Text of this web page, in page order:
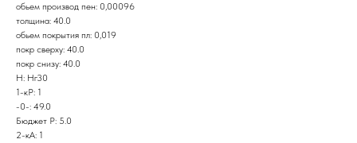
обьем производ пен: 0,00096
толщина: 40.0
обьем покрытия пл: 0,019
покр сверху: 40.0
покр снизу: 40.0
Н: Нг30
1-кР: 1
-0-: 49.0
Бюджет Р: 5.0
2-кА: 1